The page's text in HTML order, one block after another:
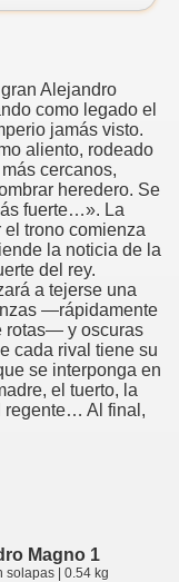
Alejandro
como legado el
jamás visto.
aliento, rodeado
cercanos,
heredero. Se
fuerte…». La
trono comienza
la noticia de la
del rey.
a tejerse una
—rápidamente
rotas— y oscuras
cada rival tiene su
se interponga en
el tuerto, la
regente… Al final,
Magno 1
solapas | 0.54 kg